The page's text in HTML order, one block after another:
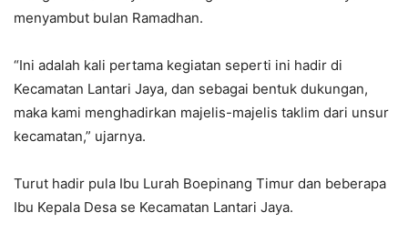
menyambut bulan Ramadhan.
“Ini adalah kali pertama kegiatan seperti ini hadir di
Kecamatan Lantari Jaya, dan sebagai bentuk dukungan,
maka kami menghadirkan majelis-majelis taklim dari unsur
kecamatan,” ujarnya.
Turut hadir pula Ibu Lurah Boepinang Timur dan beberapa
Ibu Kepala Desa se Kecamatan Lantari Jaya.